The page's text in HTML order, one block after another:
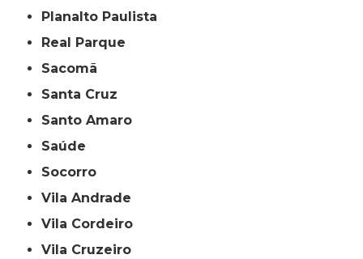
Planalto Paulista
Real Parque
Sacomã
Santa Cruz
Santo Amaro
Saúde
Socorro
Vila Andrade
Vila Cordeiro
Vila Cruzeiro